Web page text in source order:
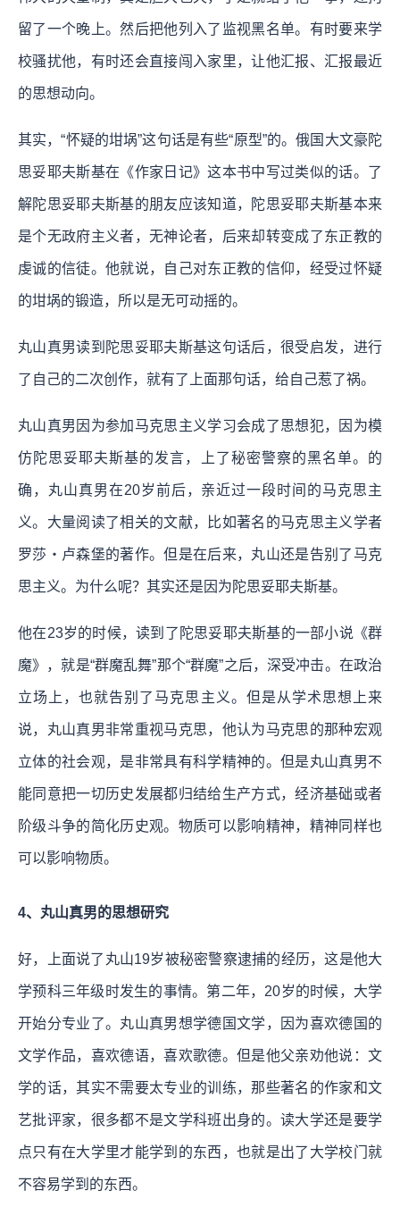
留了一个晚上。然后把他列入了监视黑名单。有时要来学
校骚扰他，有时还会直接闯入家里，让他汇报、汇报最近
的思想动向。
其实，“怀疑的坩埚”这句话是有些“原型”的。俄国大文豪陀
思妥耶夫斯基在《作家日记》这本书中写过类似的话。了
解陀思妥耶夫斯基的朋友应该知道，陀思妥耶夫斯基本来
是个无政府主义者，无神论者，后来却转变成了东正教的
虔诚的信徒。他就说，自己对东正教的信仰，经受过怀疑
的坩埚的锻造，所以是无可动摇的。
丸山真男读到陀思妥耶夫斯基这句话后，很受启发，进行
了自己的二次创作，就有了上面那句话，给自己惹了祸。
丸山真男因为参加马克思主义学习会成了思想犯，因为模
仿陀思妥耶夫斯基的发言，上了秘密警察的黑名单。的
确，丸山真男在20岁前后，亲近过一段时间的马克思主
义。大量阅读了相关的文献，比如著名的马克思主义学者
罗莎・卢森堡的著作。但是在后来，丸山还是告别了马克
思主义。为什么呢？其实还是因为陀思妥耶夫斯基。
他在23岁的时候，读到了陀思妥耶夫斯基的一部小说《群
魔》，就是“群魔乱舞”那个“群魔”之后，深受冲击。在政治
立场上，也就告别了马克思主义。但是从学术思想上来
说，丸山真男非常重视马克思，他认为马克思的那种宏观
立体的社会观，是非常具有科学精神的。但是丸山真男不
能同意把一切历史发展都归结给生产方式，经济基础或者
阶级斗争的简化历史观。物质可以影响精神，精神同样也
可以影响物质。
4、丸山真男的思想研究
好，上面说了丸山19岁被秘密警察逮捕的经历，这是他大
学预科三年级时发生的事情。第二年，20岁的时候，大学
开始分专业了。丸山真男想学德国文学，因为喜欢德国的
文学作品，喜欢德语，喜欢歌德。但是他父亲劝他说：文
学的话，其实不需要太专业的训练，那些著名的作家和文
艺批评家，很多都不是文学科班出身的。读大学还是要学
点只有在大学里才能学到的东西，也就是出了大学校门就
不容易学到的东西。